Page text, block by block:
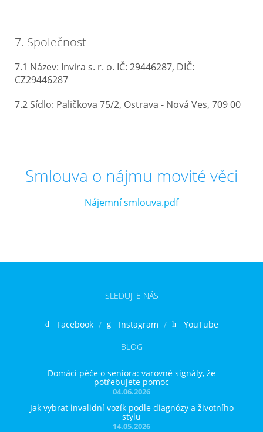
7. Společnost
7.1 Název: Invira s. r. o. IČ: 29446287, DIČ:
CZ29446287
7.2 Sídlo: Paličkova 75/2, Ostrava - Nová Ves, 709 00
Smlouva o nájmu movité věci
Nájemní smlouva.pdf
SLEDUJTE NÁS
Facebook Instagram
YouTube
BLOG
04.06.2026
Domácí péče o seniora: varovné signály, že
potřebujete pomoc
14.05.2026
Jak vybrat invalidní vozík podle diagnózy a životního
stylu